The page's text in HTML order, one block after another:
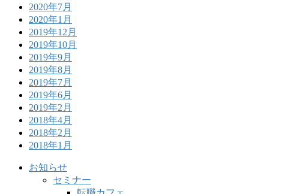
2020年7月
2020年1月
2019年12月
2019年10月
2019年9月
2019年8月
2019年7月
2019年6月
2019年2月
2018年4月
2018年2月
2018年1月
お知らせ
セミナー